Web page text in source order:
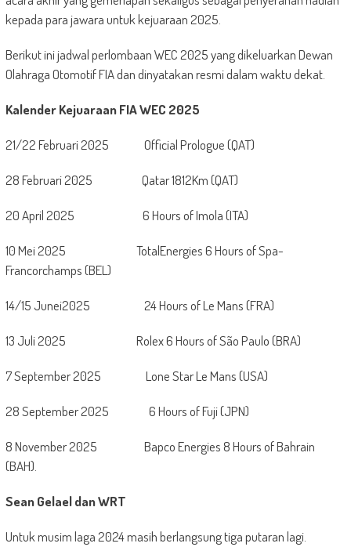
kepada para jawara untuk kejuaraan 2025.
Berikut ini jadwal perlombaan WEC 2025 yang dikeluarkan Dewan
Olahraga Otomotif FIA dan dinyatakan resmi dalam waktu dekat.
Kalender Kejuaraan FIA WEC 2025
21/22 Februari 2025 Official Prologue (QAT)
28 Februari 2025 Qatar 1812Km (QAT)
20 April 2025 6 Hours of Imola (ITA)
10 Mei 2025 TotalEnergies 6 Hours of Spa-
Francorchamps (BEL)
14/15 Junei2025 24 Hours of Le Mans (FRA)
13 Juli 2025 Rolex 6 Hours of São Paulo (BRA)
7 September 2025 Lone Star Le Mans (USA)
28 September 2025 6 Hours of Fuji (JPN)
8 November 2025 Bapco Energies 8 Hours of Bahrain
(BAH).
Sean Gelael dan WRT
Untuk musim laga 2024 masih berlangsung tiga putaran lagi.